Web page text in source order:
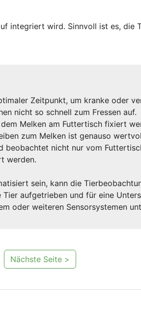
integriert wird. Sinnvoll ist es, die
Zeitpunkt, um kranke oder
nicht so schnell zum Fressen auf.
Melken am Futtertisch fixiert
zum Melken ist genauso
beobachtet nicht nur vom
werden.
sein, kann die
aufgetrieben und für eine
oder weiteren Sensorsystemen
Nächste Seite >